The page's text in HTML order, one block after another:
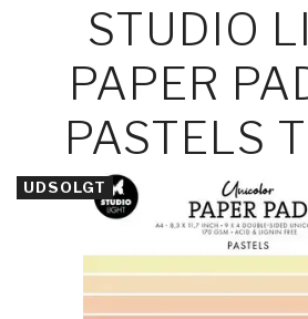
STUDIO
PAPER
PASTELS
UDSOLGT